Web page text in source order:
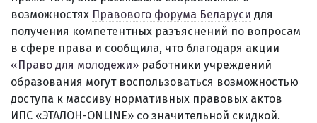
возможностях Правового форума Беларуси для
получения компетентных разъяснений по вопросам
в сфере права и сообщила, что благодаря акции
«Право для молодежи» работники учреждений
образования могут воспользоваться возможностью
доступа к массиву нормативных правовых актов
ИПС «ЭТАЛОН-ONLINE» со значительной скидкой.